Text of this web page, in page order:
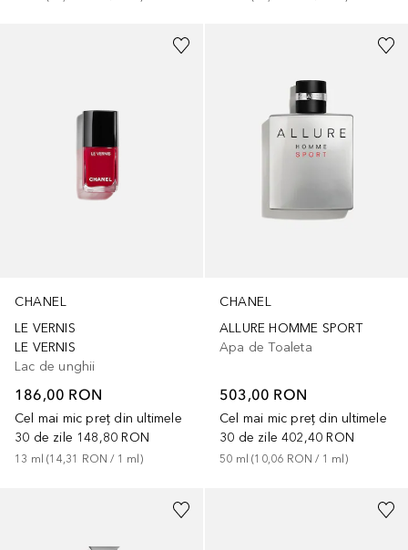
CHANEL
LE VERNIS
LE VERNIS
Lac de unghii
186,00 RON
Cel mai mic preț din ultimele
30 de zile 148,80 RON
13 ml (14,31 RON / 1 ml )
+ 26
CHANEL
ALLURE HOMME SPORT
Apa de Toaleta
503,00 RON
Cel mai mic preț din ultimele
30 de zile 402,40 RON
50 ml (10,06 RON / 1 ml )
+